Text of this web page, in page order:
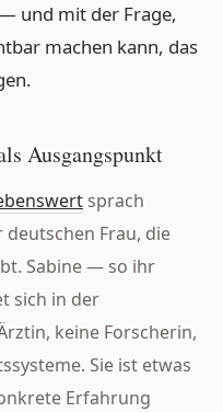
und mit der Frage,
machen kann, das
Ausgangspunkt
sprach
Frau, die
Sabine — so ihr
sich in der
keine Forscherin,
Sie ist etwas
Erfahrung